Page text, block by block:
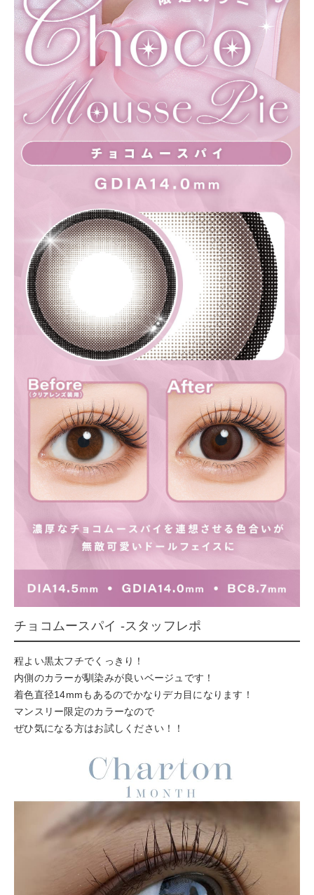
チョコムースパイ -スタッフレポ
程よい黒太フチでくっきり！
内側のカラーが馴染みが良いベージュです！
着色直径14mmもあるのでかなりデカ目になります！
マンスリー限定のカラーなので
ぜひ気になる方はお試しください！！